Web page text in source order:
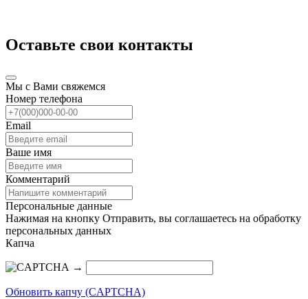
Оставьте свои контакты
Мы с Вами свяжемся
Номер телефона
Email
Ваше имя
Комментарий
Персональные данные
Нажимая на кнопку Отправить, вы соглашаетесь на обработку
персональных данных
Капча
→
Обновить капчу (CAPTCHA)